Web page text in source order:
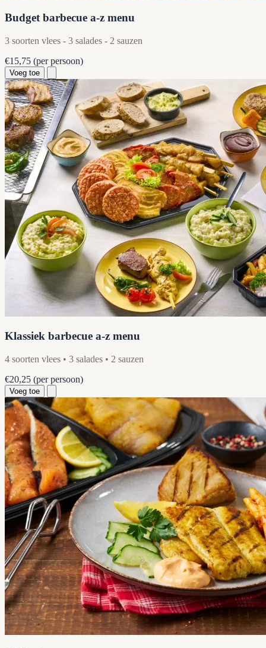
Budget barbecue a-z menu
3 soorten vlees - 3 salades - 2 sauzen
€15,75 (per persoon)
Voeg toe
Klassiek barbecue a-z menu
4 soorten vlees • 3 salades • 2 sauzen
€20,25 (per persoon)
Voeg toe